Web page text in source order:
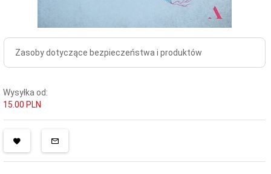
Zasoby dotyczące bezpieczeństwa i produktów
Wysyłka od:
15.00 PLN